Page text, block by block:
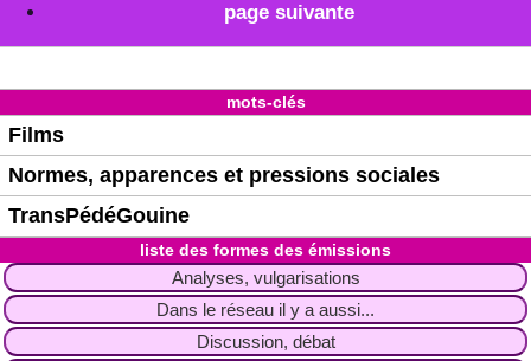
page suivante
mots-clés
Films
Normes, apparences et pressions sociales
TransPédéGouine
liste des formes des émissions
Analyses, vulgarisations
Dans le réseau il y a aussi...
Discussion, débat